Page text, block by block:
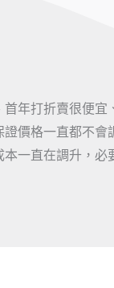
年打折賣很便
價格一直都不
一直在調升，必